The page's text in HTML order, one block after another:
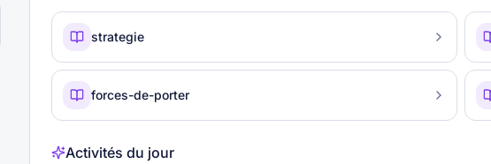
strategie
forces-de-porter
Activités du jour